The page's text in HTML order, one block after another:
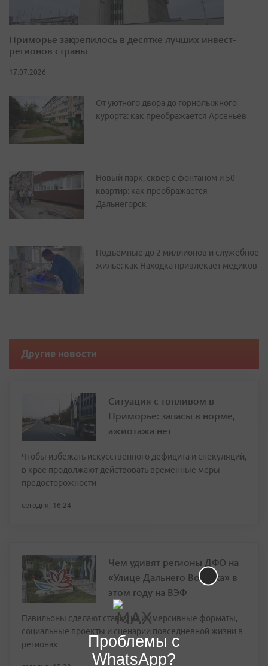
Приморье закрепилось в десятке лучших инвест-
регионов страны
17.07.2026
От уютного двора до горнолыжного
курорта: как преображается Арсеньев
Новый парк, сквер с фонтаном и 50
квартир: как преображается
Дальнегорск
Подъемные до 2 миллионов и служебное
жилье: как Находка привлекает медиков
Другие новости
Ситуация с топливом в
Приморье: запасы в норме,
ажиотажа нет
Чтобы избежать искусственного дефицита и спекуляций,
в крае продолжают действовать временные меры
предосторожности
сегодня, 16:24
Чем удивят регионы ДФО на
«Улице Дальнего Востока» в
этом году на ВЭФ
Павильоны сделают ставку на иммерсивные форматы,
социальные проекты и сценарии повседневной жизни в
регионах
Проблемы с
WhatsApp?